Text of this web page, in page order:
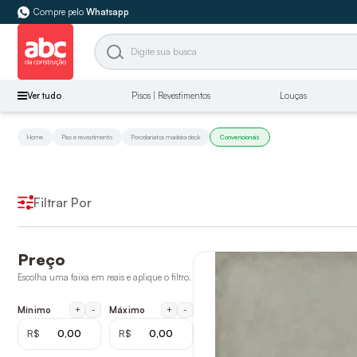
Compre pelo Whatsapp
Ver tudo Pisos | Revestimentos Louças
Home Piso e revestimento Porcelanatos madeira deck Convencionais
Filtrar Por
Preço
Escolha uma faixa em reais e aplique o filtro.
Mínimo + -
R$
Máximo + -
R$